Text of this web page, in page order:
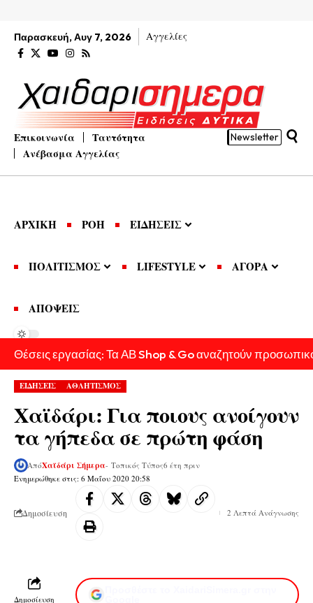
Παρασκευή, Αυγ 7, 2026 Αγγελίες
Επικοινωνία
Ταυτότητα
Ανέβασμα Αγγελίας
Newsletter
ΑΡΧΙΚΗ ΡΟΗ ΕΙΔΗΣΕΙΣ
ΠΟΛΙΤΙΣΜΟΣ LIFESTYLE ΑΓΟΡΑ
ΑΠΟΨΕΙΣ
Θέσεις εργασίας: Τα ΑΒ Shop & Go αναζητούν
ΕΙΔΗΣΕΙΣ ΑΘΛΗΤΙΣΜΟΣ
Χαϊδάρι: Για ποιους ανοίγουν
τα γήπεδα σε πρώτη φάση
Ενημερώθηκε στις: 6 Μαΐου 2020 20:58
ΑπόΧαϊδάρι Σήμερα- Τοπικός Τύπος6 έτη πριν
Δημοσίευση 2 Λεπτά Ανάγνωσης
Δημοσίευση